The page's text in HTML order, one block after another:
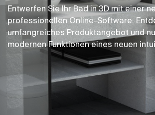
Entwerfen Sie Ihr Bad in 3D mit einer
professionellen Online-Software.
umfangreiches Produktangebot und
modernen Funktionen eines neuen